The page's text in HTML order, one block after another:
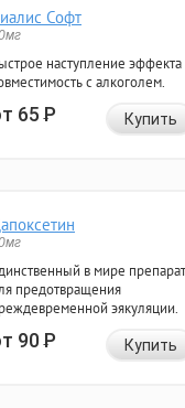
Софт
наступление эффекта
с алкоголем.
65Р Купить
в мире препарат
предотвращения
эякуляции.
90Р Купить